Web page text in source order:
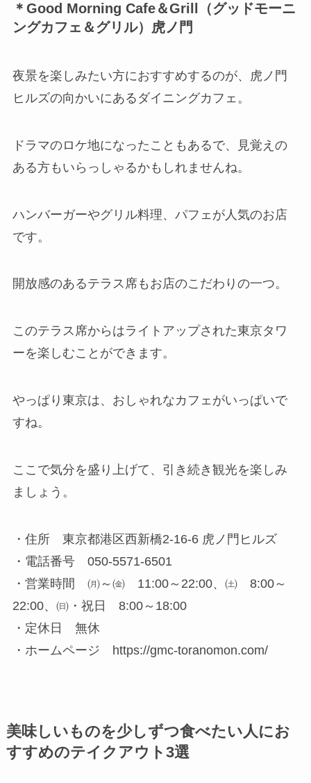
＊Good Morning Cafe＆Grill（グッドモーニ
ングカフェ＆グリル）虎ノ門
夜景を楽しみたい方におすすめするのが、虎ノ門
ヒルズの向かいにあるダイニングカフェ。
ドラマのロケ地になったこともあるで、見覚えの
ある方もいらっしゃるかもしれませんね。
ハンバーガーやグリル料理、パフェが人気のお店
です。
開放感のあるテラス席もお店のこだわりの一つ。
このテラス席からはライトアップされた東京タワ
ーを楽しむことができます。
やっぱり東京は、おしゃれなカフェがいっぱいで
すね。
ここで気分を盛り上げて、引き続き観光を楽しみ
ましょう。
・住所 東京都港区西新橋2-16-6 虎ノ門ヒルズ
・電話番号 050-5571-6501
・営業時間 ㈪～㈮ 11:00～22:00、㈯ 8:00～
22:00、㈰・祝日 8:00～18:00
・定休日 無休
・ホームページ https://gmc-toranomon.com/
美味しいものを少しずつ食べたい人にお
すすめのテイクアウト3選